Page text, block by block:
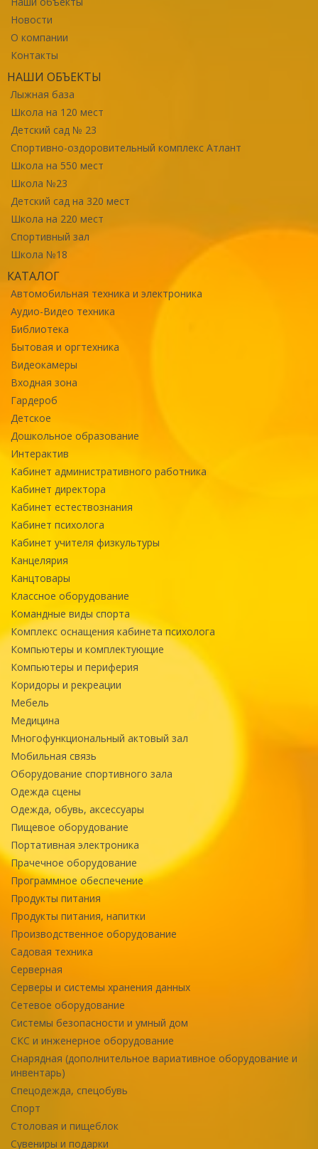
Новости
О компании
Контакты
НАШИ ОБЪЕКТЫ
Лыжная база
Школа на 120 мест
Детский сад № 23
Спортивно-оздоровительный комплекс Атлант
Школа на 550 мест
Школа №23
Детский сад на 320 мест
Школа на 220 мест
Спортивный зал
Школа №18
КАТАЛОГ
Автомобильная техника и электроника
Аудио-Видео техника
Библиотека
Бытовая и оргтехника
Видеокамеры
Входная зона
Гардероб
Детское
Дошкольное образование
Интерактив
Кабинет административного работника
Кабинет директора
Кабинет естествознания
Кабинет психолога
Кабинет учителя физкультуры
Канцелярия
Канцтовары
Классное оборудование
Командные виды спорта
Комплекс оснащения кабинета психолога
Компьютеры и комплектующие
Компьютеры и периферия
Коридоры и рекреации
Мебель
Медицина
Многофункциональный актовый зал
Мобильная связь
Оборудование спортивного зала
Одежда сцены
Одежда, обувь, аксессуары
Пищевое оборудование
Портативная электроника
Прачечное оборудование
Программное обеспечение
Продукты питания
Продукты питания, напитки
Производственное оборудование
Садовая техника
Серверная
Серверы и системы хранения данных
Сетевое оборудование
Системы безопасности и умный дом
СКС и инженерное оборудование
Снарядная (дополнительное вариативное оборудование и
инвентарь)
Спецодежда, спецобувь
Спорт
Столовая и пищеблок
Сувениры и подарки